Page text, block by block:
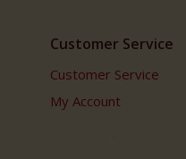
Customer Service
Customer Service
My Account